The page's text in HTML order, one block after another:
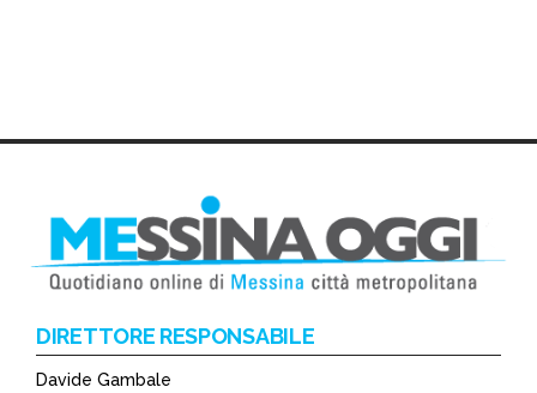
DIRETTORE RESPONSABILE
Davide Gambale